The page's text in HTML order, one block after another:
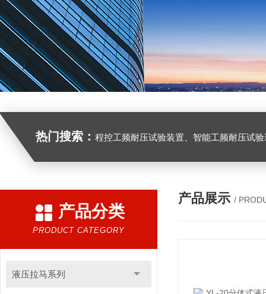
热门搜索： 程控工频耐压试验装置、智能工频耐压试验装置、工频耐压试验装置、工频耐压试验仪、工频耐压试验台、高压耐压试
产品分类
PRODUCT CATEGORY
液压拉马系列
产品展示 /